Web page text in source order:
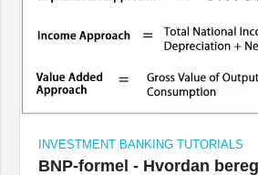
INVESTMENT BANKING TUTORIALS
BNP-formel - Hvordan